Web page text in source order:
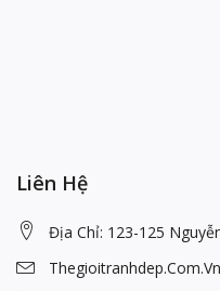
Liên Hệ
Địa Chỉ: 123-125